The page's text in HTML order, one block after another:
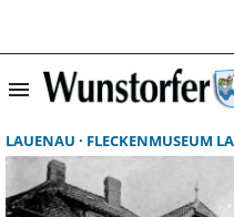
menu
LAUENAU FLECKENMUSEUM